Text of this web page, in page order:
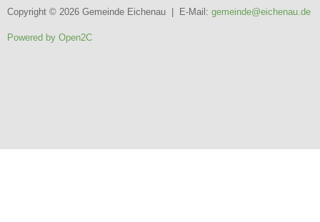
Copyright © 2026 Gemeinde Eichenau | E-Mail: gemeinde@eichenau.de
Powered by Open2C